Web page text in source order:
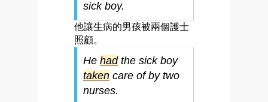
sick boy.
他讓生病的男孩被兩個護士
照顧。
He hadthe sick boy
taken care of by two
nurses.